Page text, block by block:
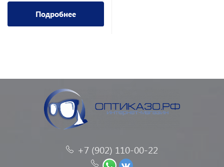
Подробнее
+7 (902) 110-00-22